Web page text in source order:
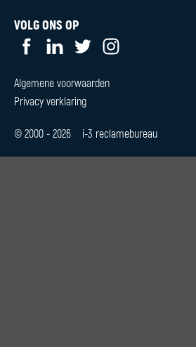
VIDEO
CONTACT
0544 370209of06 51288
© 2000 - 2026 i-3 reclamebureau
Algemene voorwaarden
Privacy verklaring